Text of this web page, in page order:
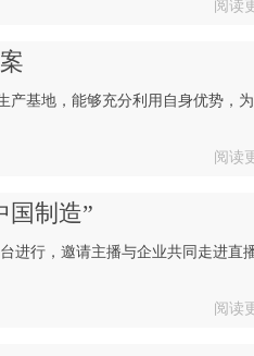
阅读
产基地，能够充分利用自身优势，
阅读
国制造”
进行，邀请主播与企业共同走进直
阅读